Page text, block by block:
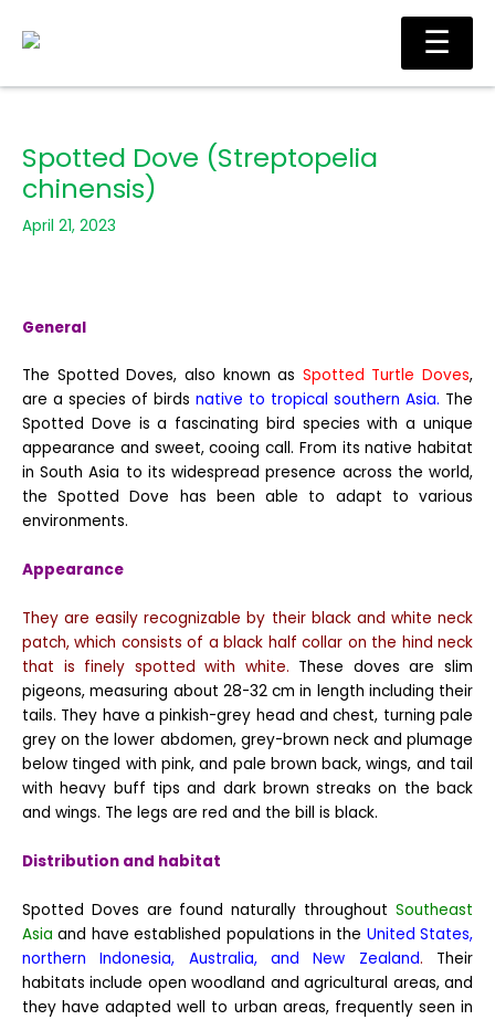
Spotted Dove (Streptopelia
chinensis)
April 21, 2023
General
The Spotted Doves, also known as Spotted Turtle Doves,
are a species of birds native to tropical southern Asia. The
Spotted Dove is a fascinating bird species with a unique
appearance and sweet, cooing call. From its native habitat
in South Asia to its widespread presence across the world,
the Spotted Dove has been able to adapt to various
environments.
Appearance
They are easily recognizable by their black and white neck
patch, which consists of a black half collar on the hind neck
that is finely spotted with white. These doves are slim
pigeons, measuring about 28-32 cm in length including their
tails. They have a pinkish-grey head and chest, turning pale
grey on the lower abdomen, grey-brown neck and plumage
below tinged with pink, and pale brown back, wings, and tail
with heavy buff tips and dark brown streaks on the back
and wings. The legs are red and the bill is black.
Distribution and habitat
Spotted Doves are found naturally throughout Southeast
Asia and have established populations in the United States,
northern Indonesia, Australia, and New Zealand. Their
habitats include open woodland and agricultural areas, and
they have adapted well to urban areas, frequently seen in
☰